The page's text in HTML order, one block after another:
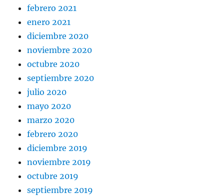
febrero 2021
enero 2021
diciembre 2020
noviembre 2020
octubre 2020
septiembre 2020
julio 2020
mayo 2020
marzo 2020
febrero 2020
diciembre 2019
noviembre 2019
octubre 2019
septiembre 2019